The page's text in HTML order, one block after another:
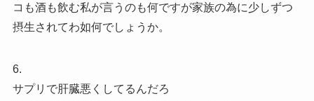
コも酒も飲む私が言うのも何ですが家族の為に少しずつ
摂生されてわ如何でしょうか。
6.
サプリで肝臓悪くしてるんだろ